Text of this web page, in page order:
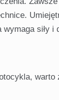
siły i
warto